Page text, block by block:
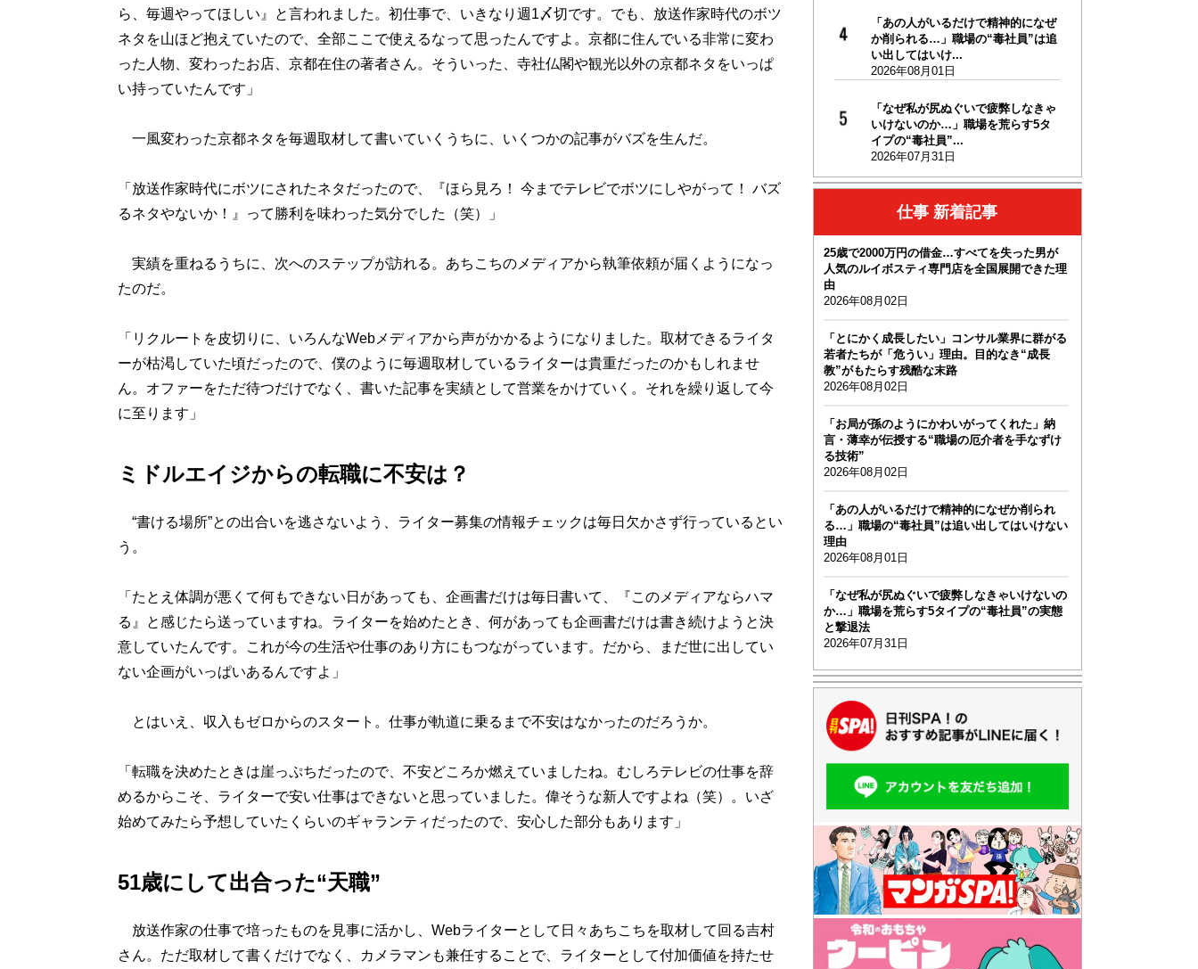
ら、毎週やってほしい』と言われました。初仕事で、いきなり週1〆切です。でも、放送作家時代のボツ
ネタを山ほど抱えていたので、全部ここで使えるなって思ったんですよ。京都に住んでいる非常に変わ
った人物、変わったお店、京都在住の著者さん。そういった、寺社仏閣や観光以外の京都ネタをいっぱ
い持っていたんです」
一風変わった京都ネタを毎週取材して書いていくうちに、いくつかの記事がバズを生んだ。
「放送作家時代にボツにされたネタだったので、『ほら見ろ！ 今までテレビでボツにしやがって！ バズ
るネタやないか！』って勝利を味わった気分でした（笑）」
実績を重ねるうちに、次へのステップが訪れる。あちこちのメディアから執筆依頼が届くようになっ
たのだ。
「リクルートを皮切りに、いろんなWebメディアから声がかかるようになりました。取材できるライタ
ーが枯渇していた頃だったので、僕のように毎週取材しているライターは貴重だったのかもしれませ
ん。オファーをただ待つだけでなく、書いた記事を実績として営業をかけていく。それを繰り返して今
に至ります」
ミドルエイジからの転職に不安は？
“書ける場所”との出合いを逃さないよう、ライター募集の情報チェックは毎日欠かさず行っているとい
う。
「たとえ体調が悪くて何もできない日があっても、企画書だけは毎日書いて、『このメディアならハマ
る』と感じたら送っていますね。ライターを始めたとき、何があっても企画書だけは書き続けようと決
意していたんです。これが今の生活や仕事のあり方にもつながっています。だから、まだ世に出してい
ない企画がいっぱいあるんですよ」
とはいえ、収入もゼロからのスタート。仕事が軌道に乗るまで不安はなかったのだろうか。
「転職を決めたときは崖っぷちだったので、不安どころか燃えていましたね。むしろテレビの仕事を辞
めるからこそ、ライターで安い仕事はできないと思っていました。偉そうな新人ですよね（笑）。いざ
始めてみたら予想していたくらいのギャランティだったので、安心した部分もあります」
51歳にして出合った“天職”
放送作家の仕事で培ったものを見事に活かし、Webライターとして日々あちこちを取材して回る吉村
さん。ただ取材して書くだけでなく、カメラマンも兼任することで、ライターとして付加価値を持たせ
「あの人がいるだけで精神的になぜ
か削られる…」職場の“毒社員”は追
い出してはいけ...
2026年08月01日
「なぜ私が尻ぬぐいで疲弊しなきゃ
いけないのか…」職場を荒らす5タ
イプの“毒社員”...
2026年07月31日
仕事 新着記事
25歳で2000万円の借金…すべてを失った男が
人気のルイボスティ専門店を全国展開できた理
由
2026年08月02日
「とにかく成長したい」コンサル業界に群がる
若者たちが「危うい」理由。目的なき“成長
教”がもたらす残酷な末路
2026年08月02日
「お局が孫のようにかわいがってくれた」納
言・薄幸が伝授する“職場の厄介者を手なずけ
る技術”
2026年08月02日
「あの人がいるだけで精神的になぜか削られ
る…」職場の“毒社員”は追い出してはいけない
理由
2026年08月01日
「なぜ私が尻ぬぐいで疲弊しなきゃいけないの
か…」職場を荒らす5タイプの“毒社員”の実態
と撃退法
2026年07月31日